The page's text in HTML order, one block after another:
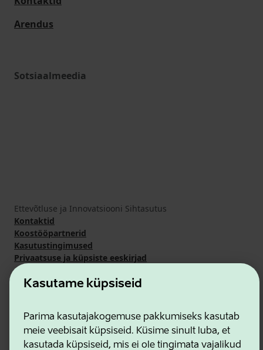
Kasutame küpsiseid
Parima kasutajakogemuse pakkumiseks kasutab
meie veebisait küpsiseid. Küsime sinult luba, et
kasutada küpsiseid, mis ei ole tingimata vajalikud
Arendus
Sotsiaalmeedia
Ettevõtluse ja Innovatsiooni Sihtasutus
Kontaktid
Koostööpartnerid
Kasutustingimused
Privaatsuse ja küpsiste eeskirjad